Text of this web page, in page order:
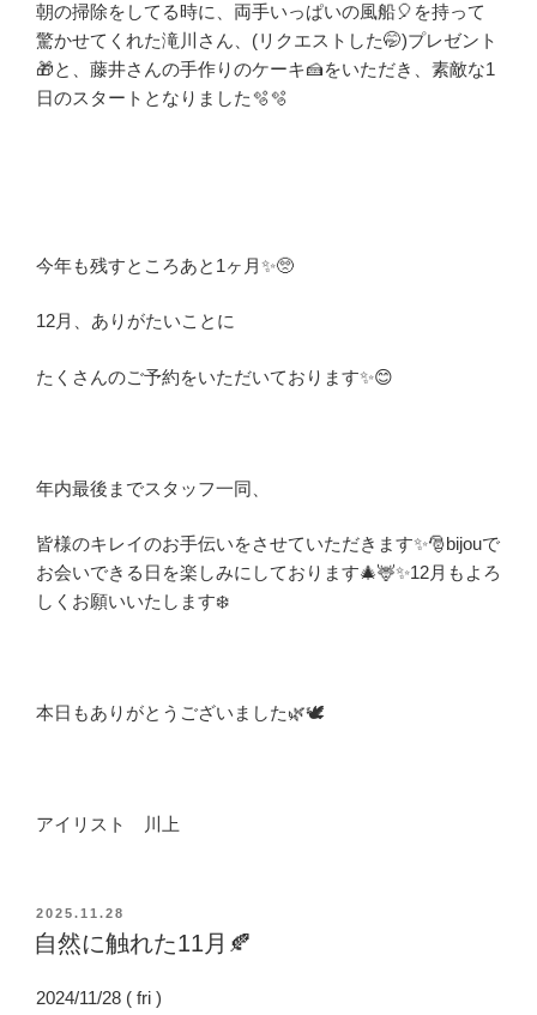
朝の掃除をしてる時に、両手いっぱいの風船🎈を持って
驚かせてくれた滝川さん、(リクエストした🤭)プレゼント
🎁と、藤井さんの手作りのケーキ🍰をいただき、素敵な1
日のスタートとなりました🫧🫧
今年も残すところあと1ヶ月✨🥺
12月、ありがたいことに
たくさんのご予約をいただいております✨😊
年内最後までスタッフ一同、
皆様のキレイのお手伝いをさせていただきます✨🎅bijouで
お会いできる日を楽しみにしております🎄🦌✨12月もよろ
しくお願いいたします❄️
本日もありがとうございました🌿🕊️
アイリスト 川上
投
稿
日:
2025.11.28
自然に触れた11月🍂
2024/11/28 ( fri )